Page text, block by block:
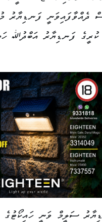
ދެއްވާފައިވަނީ ފަނޑިޔާރު
ފަނޑިޔާރު އަބްދުﷲ
ސަލީމް ވަނީ ހައިކޯޓުގެ